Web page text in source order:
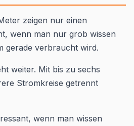
zeigen nur einen
wenn man nur grob wissen
gerade verbraucht wird.
weiter. Mit bis zu sechs
Stromkreise getrennt
wenn man wissen